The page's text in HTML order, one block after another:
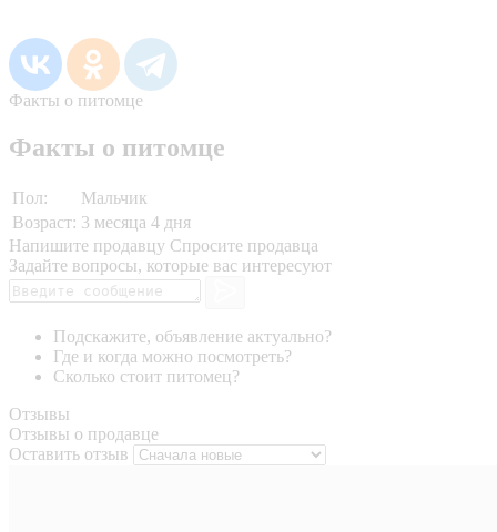
Факты о питомце
Факты о питомце
Пол:
Мальчик
Возраст: 3 месяца 4 дня
Напишите продавцу Спросите продавца
Задайте вопросы, которые вас интересуют
Подскажите, объявление актуально?
Где и когда можно посмотреть?
Сколько стоит питомец?
Отзывы
Отзывы о продавце
Оставить отзыв